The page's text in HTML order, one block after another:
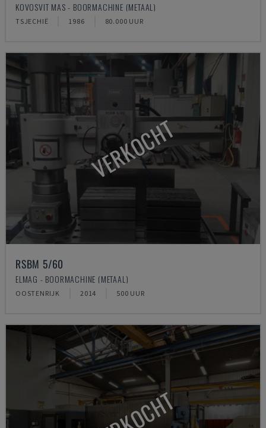
KOVOSVIT MAS - BOORMACHINE (METAAL)
TSJECHIË 1986 80.000 UUR
VERKOCHT
RSBM 5/60
ELMAG - BOORMACHINE (METAAL)
OOSTENRIJK 2014 500 UUR